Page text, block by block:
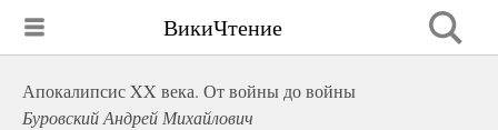
ВикиЧтение
Апокалипсис XX века. От войны до войны
Буровский Андрей Михайлович